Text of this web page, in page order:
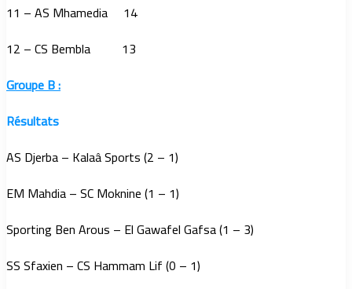
11 – AS Mhamedia 14
12 – CS Bembla 13
Groupe B :
Résultats
AS Djerba – Kalaâ Sports (2 – 1)
EM Mahdia – SC Moknine (1 – 1)
Sporting Ben Arous – El Gawafel Gafsa (1 – 3)
SS Sfaxien – CS Hammam Lif (0 – 1)